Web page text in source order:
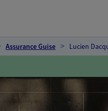
Assurance Guise Lucien